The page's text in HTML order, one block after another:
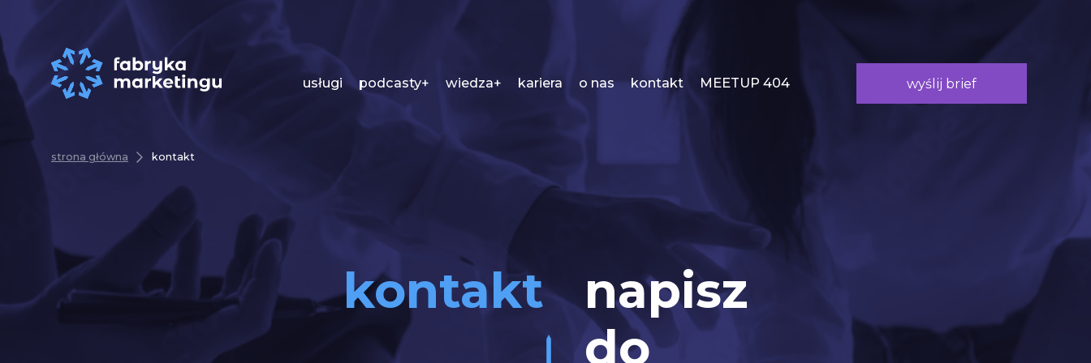
usługi podcasty+ wiedza+ kariera o nas kontakt MEETUP 404 wyślij brief
strona główna kontakt
kontakt
napisz
do